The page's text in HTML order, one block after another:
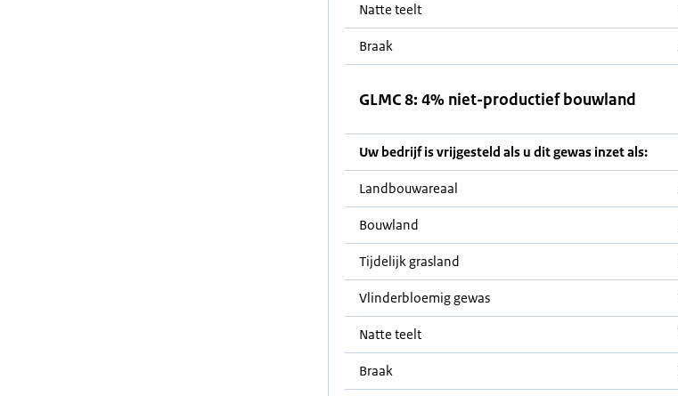
Natte teelt
Braak
GLMC 8: 4% niet-productief bouwland
Uw bedrijf is vrijgesteld als u dit gewas inzet als:
Landbouwareaal
Bouwland
Tijdelijk grasland
Vlinderbloemig gewas
Natte teelt
Braak